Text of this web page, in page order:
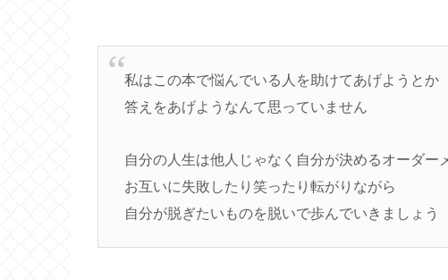
私はこの本で悩んでいる人を助けてあげようとか
答えをあげようなんて思っていません
自分の人生は他人じゃなく自分が決めるオーダー
お互いに失敗したり笑ったり転がりながら
自分が脱ぎたいものを脱いで歩んでいきましょう